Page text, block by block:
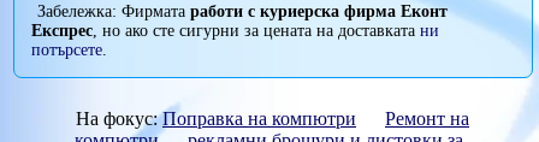
Забележка: Фирмата работи с куриерска фирма Еконт
Експрес, но ако сте сигурни за цената на доставката ни
потърсете.
На фокус:Поправка на компютри
Ремонт на